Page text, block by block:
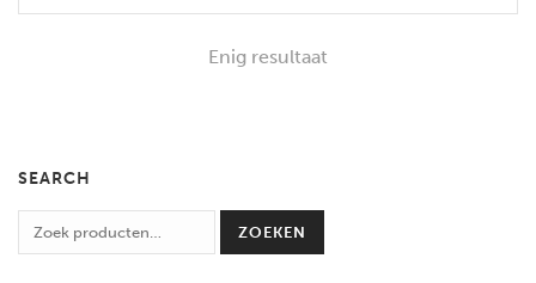
Enig resultaat
SEARCH
ZOEKEN